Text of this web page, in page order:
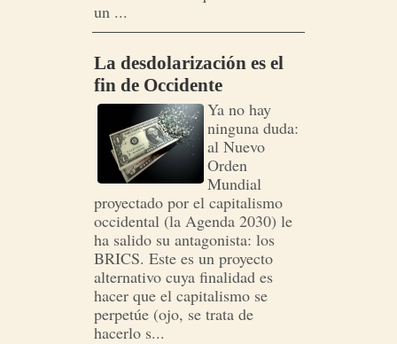
un ...
La desdolarización es el
fin de Occidente
Ya no hay
ninguna duda:
al Nuevo
Orden
Mundial
proyectado por el capitalismo
occidental (la Agenda 2030) le
ha salido su antagonista: los
BRICS. Este es un proyecto
alternativo cuya finalidad es
hacer que el capitalismo se
perpetúe (ojo, se trata de
hacerlo s...